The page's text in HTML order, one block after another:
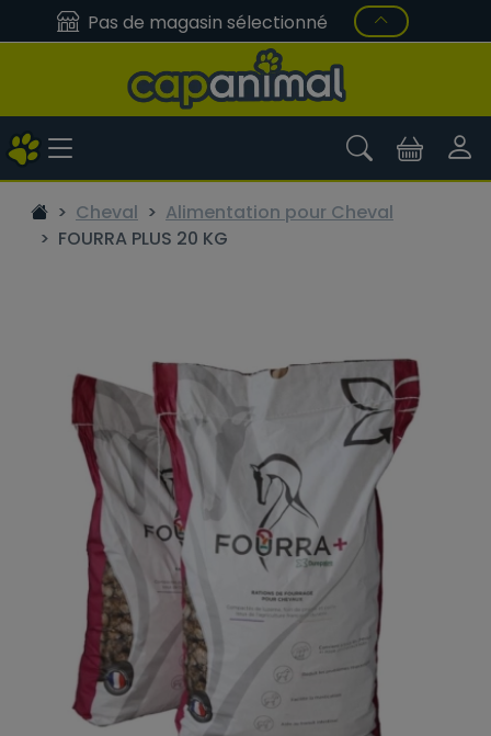
Pas de magasin sélectionné
Cheval
Alimentation pour Cheval
FOURRA PLUS 20 KG